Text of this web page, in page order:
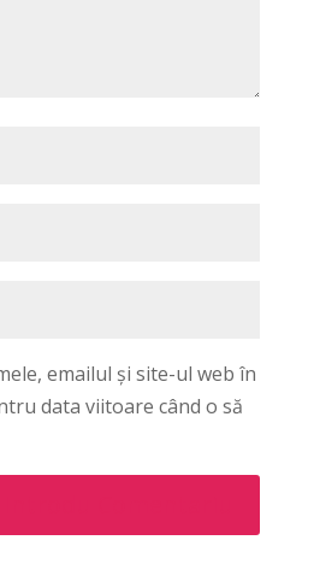
emailul și site-ul web în
data viitoare când o să